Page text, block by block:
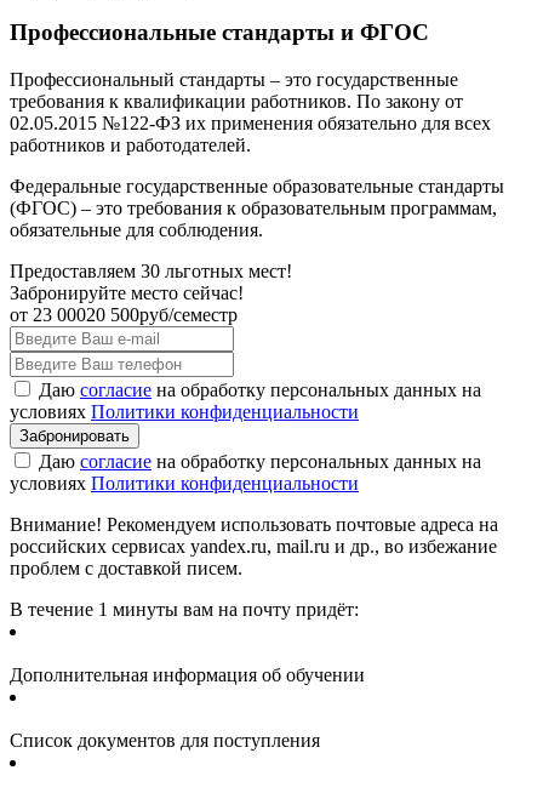
Профессиональные стандарты и ФГОС
Профессиональный стандарты – это государственные
требования к квалификации работников. По закону от
02.05.2015 №122-ФЗ их применения обязательно для всех
работников и работодателей.
Федеральные государственные образовательные стандарты
(ФГОС) – это требования к образовательным программам,
обязательные для соблюдения.
Предоставляем 30 льготных мест!
Забронируйте место сейчас!
от 23 00020 500руб/семестр
Даю согласие на обработку персональных данных на
условиях Политики конфиденциальности
Даю согласие на обработку персональных данных на
условиях Политики конфиденциальности
Внимание! Рекомендуем использовать почтовые адреса на
российских сервисах yandex.ru, mail.ru и др., во избежание
проблем с доставкой писем.
В течение 1 минуты вам на почту придёт:
Дополнительная информация об обучении
Список документов для поступления